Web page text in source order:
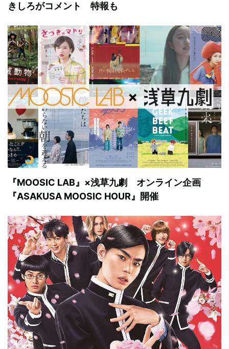
きしろがコメント 特報も
『MOOSIC LAB』×浅草九劇 オンライン企画
『ASAKUSA MOOSIC HOUR』開催